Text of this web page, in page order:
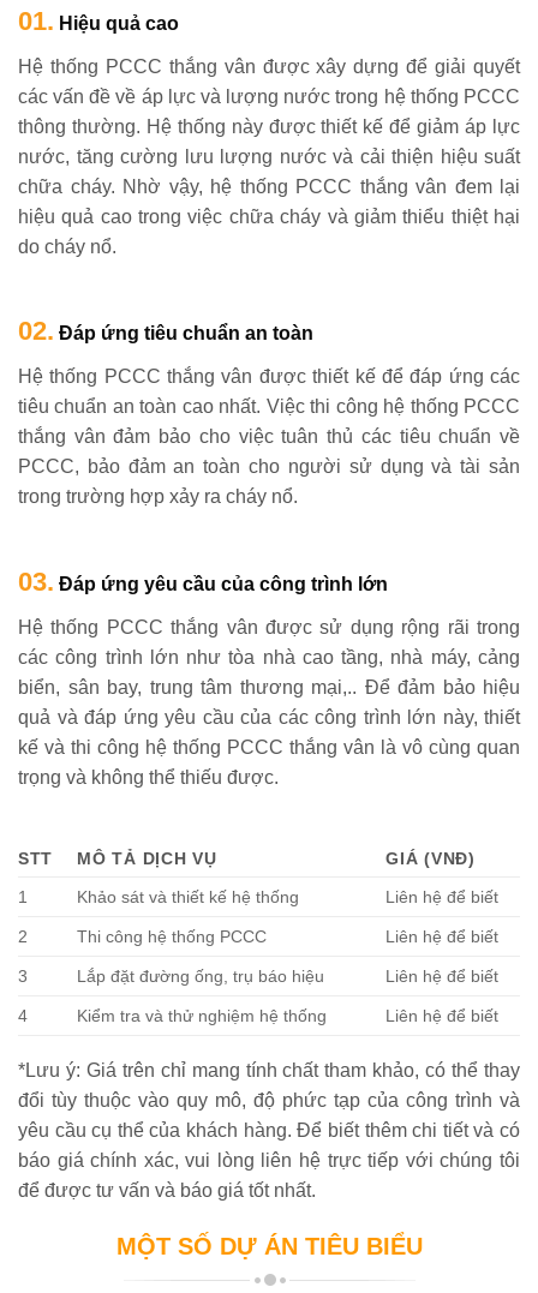
01. Hiệu quả cao
Hệ thống PCCC thắng vân được xây dựng để giải quyết
các vấn đề về áp lực và lượng nước trong hệ thống PCCC
thông thường. Hệ thống này được thiết kế để giảm áp lực
nước, tăng cường lưu lượng nước và cải thiện hiệu suất
chữa cháy. Nhờ vậy, hệ thống PCCC thắng vân đem lại
hiệu quả cao trong việc chữa cháy và giảm thiểu thiệt hại
do cháy nổ.
02. Đáp ứng tiêu chuẩn an toàn
Hệ thống PCCC thắng vân được thiết kế để đáp ứng các
tiêu chuẩn an toàn cao nhất. Việc thi công hệ thống PCCC
thắng vân đảm bảo cho việc tuân thủ các tiêu chuẩn về
PCCC, bảo đảm an toàn cho người sử dụng và tài sản
trong trường hợp xảy ra cháy nổ.
03. Đáp ứng yêu cầu của công trình lớn
Hệ thống PCCC thắng vân được sử dụng rộng rãi trong
các công trình lớn như tòa nhà cao tầng, nhà máy, cảng
biển, sân bay, trung tâm thương mại,.. Để đảm bảo hiệu
quả và đáp ứng yêu cầu của các công trình lớn này, thiết
kế và thi công hệ thống PCCC thắng vân là vô cùng quan
trọng và không thể thiếu được.
STT MÔ TẢ DỊCH VỤ
GIÁ (VNĐ)
1
Khảo sát và thiết kế hệ thống Liên hệ để biết
2 Thi công hệ thống PCCC Liên hệ để biết
3 Lắp đặt đường ống, trụ báo hiệu Liên hệ để biết
4 Kiểm tra và thử nghiệm hệ thống Liên hệ để biết
*Lưu ý: Giá trên chỉ mang tính chất tham khảo, có thể thay
đổi tùy thuộc vào quy mô, độ phức tạp của công trình và
yêu cầu cụ thể của khách hàng. Để biết thêm chi tiết và có
báo giá chính xác, vui lòng liên hệ trực tiếp với chúng tôi
để được tư vấn và báo giá tốt nhất.
MỘT SỐ DỰ ÁN TIÊU BIỂU